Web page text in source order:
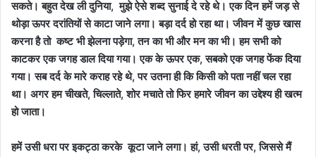
सकते। बहुत देख ली दुनिया, मुझे ऐसे शब्द सुनाई दे रहे थे। एक दिन हमें जड़ से
थोड़ा ऊपर दरांतियों से काटा जाने लगा। बड़ा दर्द हो रहा था। जीवन में कुछ खास
करना है तो कष्ट भी झेलना पड़ेगा, तन का भी और मन का भी। हम सभी को
काटकर एक जगह डाल दिया गया। एक के ऊपर एक, सबको एक जगह फेंक दिया
गया। सब दर्द के मारे कराह रहे थे, पर उतना ही कि किसी को पता नहीं चल रहा
था। अगर हम चीखते, चिल्लाते, शोर मचाते तो फिर हमारे जीवन का उद्देश्य ही खत्म
हो जाता।
हमें उसी धरा पर इकट्ठा करके कूटा जाने लगा। हां, उसी धरती पर, जिससे मैं